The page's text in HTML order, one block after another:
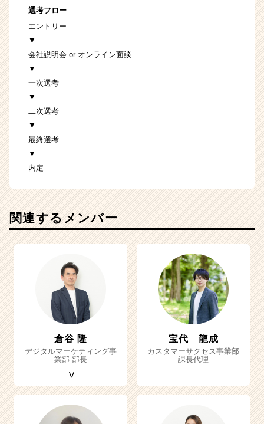
選考フロー
エントリー
▼
会社説明会 or オンライン面談
▼
一次選考
▼
二次選考
▼
最終選考
▼
内定
関連するメンバー
倉谷 隆
デジタルマーケティング事
業部 部長
宝代 龍成
カスタマーサクセス事業部
課長代理